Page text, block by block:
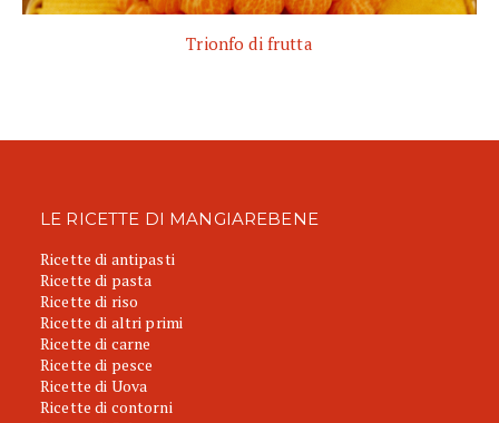
Trionfo di frutta
LE RICETTE DI MANGIAREBENE
Ricette di antipasti
Ricette di pasta
Ricette di riso
Ricette di altri primi
Ricette di carne
Ricette di pesce
Ricette di Uova
Ricette di contorni